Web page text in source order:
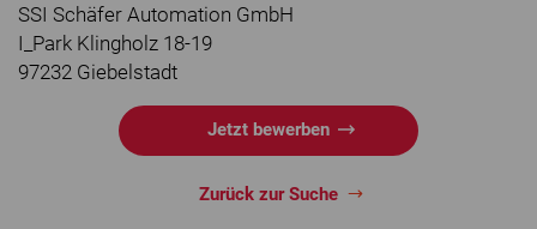
SSI Schäfer Automation GmbH
I_Park Klingholz 18-19
97232 Giebelstadt
Jetzt bewerben
Zurück zur Suche